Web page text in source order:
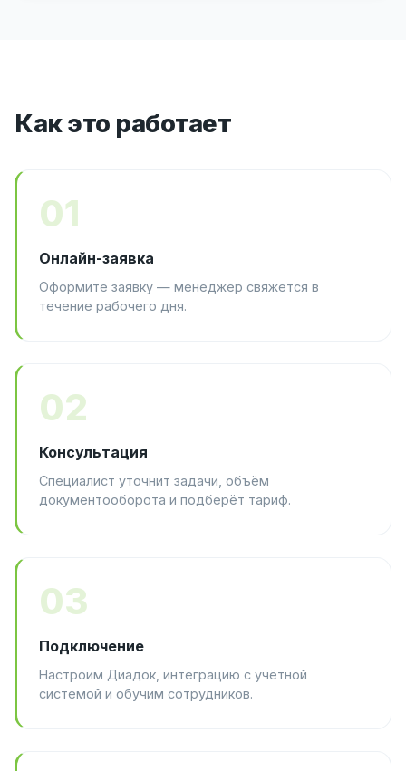
Как это работает
01
Онлайн-заявка
Оформите заявку — менеджер свяжется в
течение рабочего дня.
02
Консультация
Специалист уточнит задачи, объём
документооборота и подберёт тариф.
03
Подключение
Настроим Диадок, интеграцию с учётной
системой и обучим сотрудников.